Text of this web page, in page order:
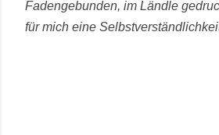
Fadengebunden, im Ländle
für mich eine